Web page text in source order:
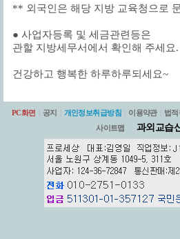
** 외국인은 해당 지방 교육청으로
● 사업자등록 및 세금관련등은
관할 지방세무서에서 확인해 주세요.
건강하고 행복한 하루하루되세요~
PC화면 공지 개인정보취급방침 이용약관 법
사이트맵
과외교습